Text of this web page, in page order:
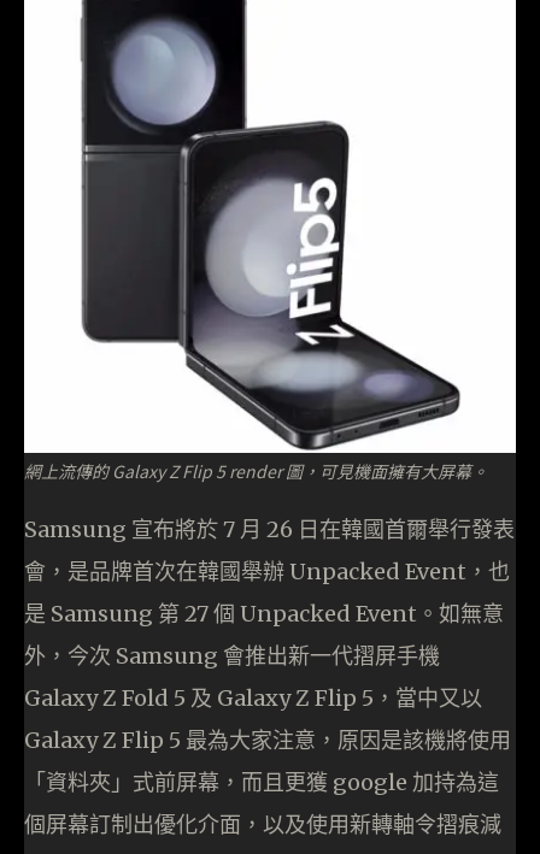
網上流傳的 Galaxy Z Flip 5 render 圖，可見機面擁有大屏幕。
Samsung 宣布將於 7 月 26 日在韓國首爾舉行發表
會，是品牌首次在韓國舉辦 Unpacked Event，也
是 Samsung 第 27 個 Unpacked Event。如無意
外，今次 Samsung 會推出新一代摺屏手機
Galaxy Z Fold 5 及 Galaxy Z Flip 5，當中又以
Galaxy Z Flip 5 最為大家注意，原因是該機將使用
「資料夾」式前屏幕，而且更獲 google 加持為這
個屏幕訂制出優化介面，以及使用新轉軸令摺痕減